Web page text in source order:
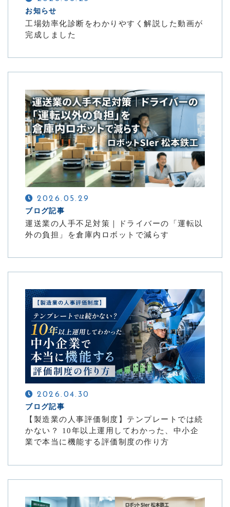
お知らせ
工場効率化診断をわかりやすく解説した動画が
完成しました
2026.05.29
ブログ記事
運送業の人手不足対策｜ドライバーの「運転以
外の負担」を倉庫内ロボットで減らす
2026.04.30
ブログ記事
【製造業の人事評価制度】テンプレートでは続
かない？ 10年以上運用してわかった、中小企
業で本当に機能する評価制度の作り方